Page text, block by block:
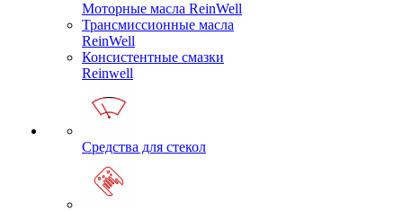
Моторные масла ReinWell
Трансмиссионные масла
ReinWell
Консистентные смазки
Reinwell
Средства для стекол